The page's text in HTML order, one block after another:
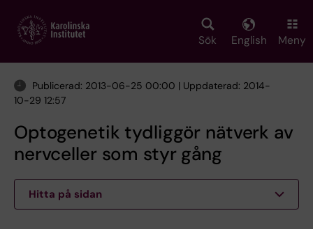
main
Sök English Meny
Publicerad: 2013-06-25 00:00 | Uppdaterad: 2014-
10-29 12:57
Optogenetik tydliggör nätverk av
nervceller som styr gång
Hitta på sidan